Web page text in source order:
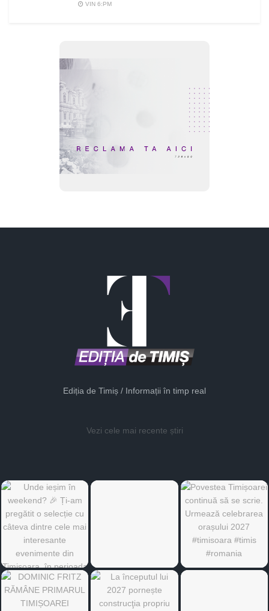
VIN 6:PM
Ediția de Timiș / Informații în timp real
Vezi cele mai recente știri